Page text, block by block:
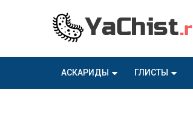
АСКАРИДЫ ГЛИСТЫ